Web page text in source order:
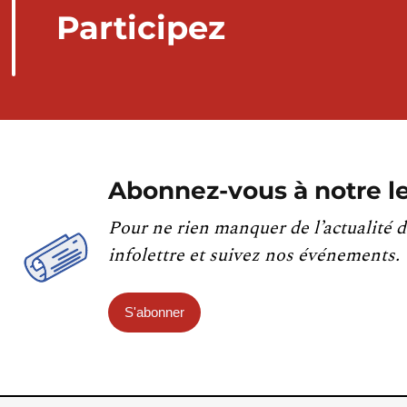
Participez
Abonnez-vous à notre
Pour ne rien manquer de l’actualité
infolettre et suivez nos événements.
S'abonner